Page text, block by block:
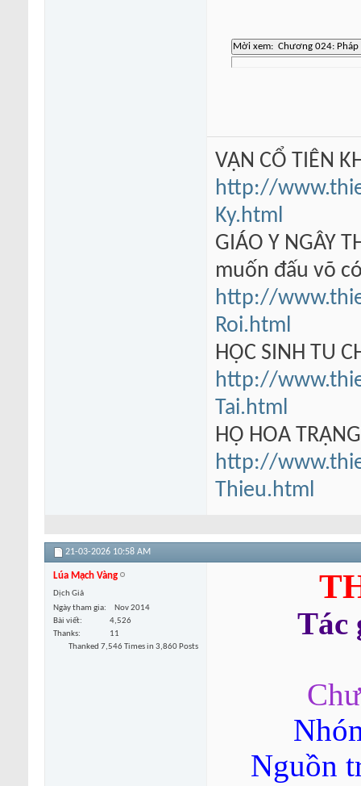
VẠN CỔ TIÊN
http://
Ky.html
GIÁO Y NGÂY
muốn đấu võ
http://
Roi.html
HỌC SINH TU
http://
Tai.html
HỘ HOA
http://
Thieu.html
21-03-2026 10:58 AM
Lúa Mạch Vàng
Dịch Giả
Ngày tham gia
Nov 2014
Bài viết
4,526
Thanks
11
Thanked 7,546 Times in 3,860 Posts
Tác
Nguồn